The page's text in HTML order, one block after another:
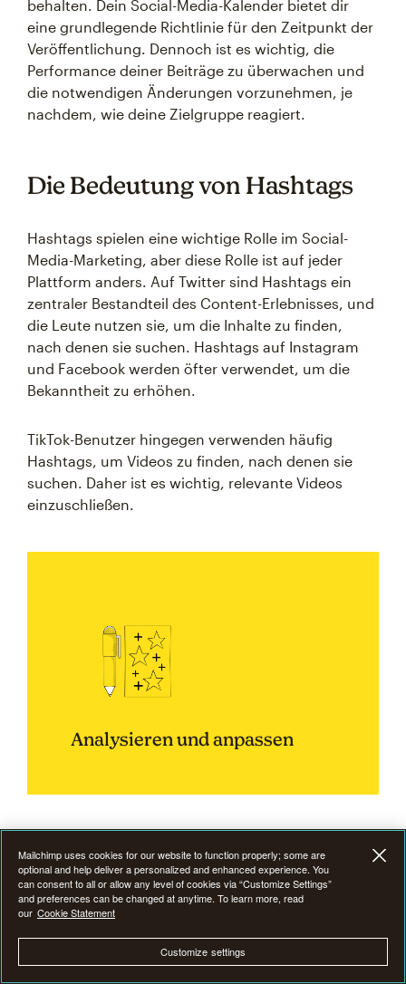
behalten. Dein Social-Media-Kalender bietet dir
eine grundlegende Richtlinie für den Zeitpunkt der
Veröffentlichung. Dennoch ist es wichtig, die
Performance deiner Beiträge zu überwachen und
die notwendigen Änderungen vorzunehmen, je
nachdem, wie deine Zielgruppe reagiert.
Die Bedeutung von Hashtags
Hashtags spielen eine wichtige Rolle im Social-
Media-Marketing, aber diese Rolle ist auf jeder
Plattform anders. Auf Twitter sind Hashtags ein
zentraler Bestandteil des Content-Erlebnisses, und
die Leute nutzen sie, um die Inhalte zu finden,
nach denen sie suchen. Hashtags auf Instagram
und Facebook werden öfter verwendet, um die
Bekanntheit zu erhöhen.
TikTok-Benutzer hingegen verwenden häufig
Hashtags, um Videos zu finden, nach denen sie
suchen. Daher ist es wichtig, relevante Videos
einzuschließen.
Analysieren und anpassen
können Unternehmen mehr über das Verhalten der
Zielgruppe, die Performance der Inhalte und die
Wirksamkeit von Kampagnen erfahren. Mit diesen
fundierte Entscheidungen treffen, um deinen
Mailchimp uses cookies for our website to function properly; some are
optional and help deliver a personalized and enhanced experience. You
can consent to all or allow any level of cookies via “Customize Settings”
and preferences can be changed at anytime. To learn more, read
our Cookie Statement
Customize settings